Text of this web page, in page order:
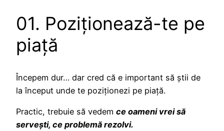
01. Poziționează-te pe
piață
Începem dur… dar cred că e important să știi de
la început unde te poziționezi pe piață.
Practic, trebuie să vedem ce oameni vrei să
servești, ce problemă rezolvi.